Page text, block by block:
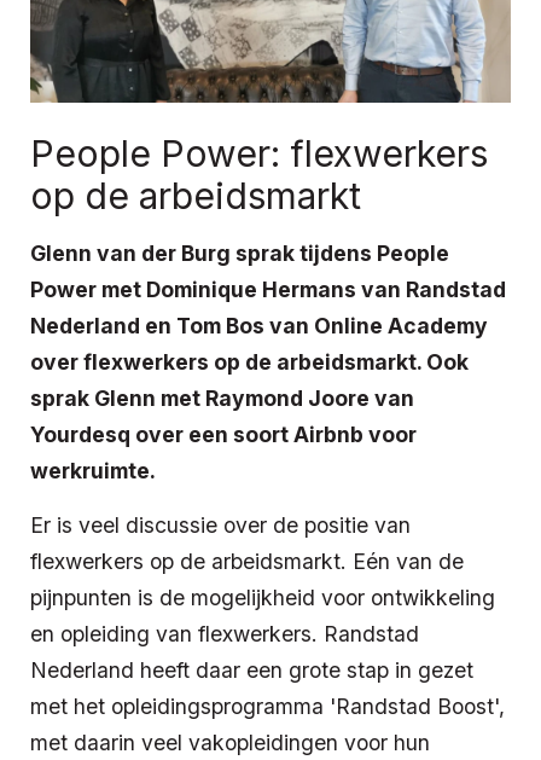
People Power: flexwerkers
op de arbeidsmarkt
Glenn van der Burg sprak tijdens People
Power met Dominique Hermans van Randstad
Nederland en Tom Bos van Online Academy
over flexwerkers op de arbeidsmarkt. Ook
sprak Glenn met Raymond Joore van
Yourdesq over een soort Airbnb voor
werkruimte.
Er is veel discussie over de positie van
flexwerkers op de arbeidsmarkt. Eén van de
pijnpunten is de mogelijkheid voor ontwikkeling
en opleiding van flexwerkers. Randstad
Nederland heeft daar een grote stap in gezet
met het opleidingsprogramma 'Randstad Boost',
met daarin veel vakopleidingen voor hun